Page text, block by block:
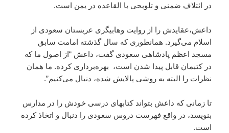
در ائتلاف ضمنی و تلویحی با القاعده در یمن است.
داعش،‌عقایدش را از روایت وهابیگری عربستان سعودی از
اسلام می‌گیرد. همانطوری که سال گذشته امامت سابق
مسجد اعظم پادشاهی سعودی گفت،‌ داعش “از اصول ما که
در کتبمان قابل پیدا شدن است، بهره‌برداری کرده. ما همان
نظرات را البته به روشی پالایش شده، دنبال می‌کنیم”.
تا زمانی که داعش بتواند کتابهای درسی خودش را در مدارس
بنویسد،‌ در واقع فهرست دروس سعودی را دنبال و اتخاذ کرده
است.